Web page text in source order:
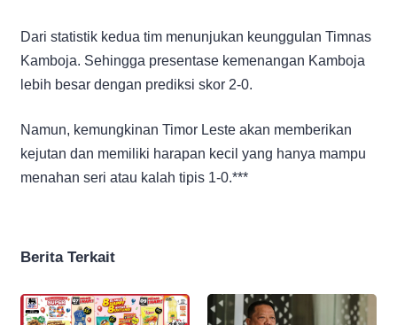
Dari statistik kedua tim menunjukan keunggulan Timnas
Kamboja. Sehingga presentase kemenangan Kamboja
lebih besar dengan prediksi skor 2-0.
Namun, kemungkinan Timor Leste akan memberikan
kejutan dan memiliki harapan kecil yang hanya mampu
menahan seri atau kalah tipis 1-0.***
Berita Terkait